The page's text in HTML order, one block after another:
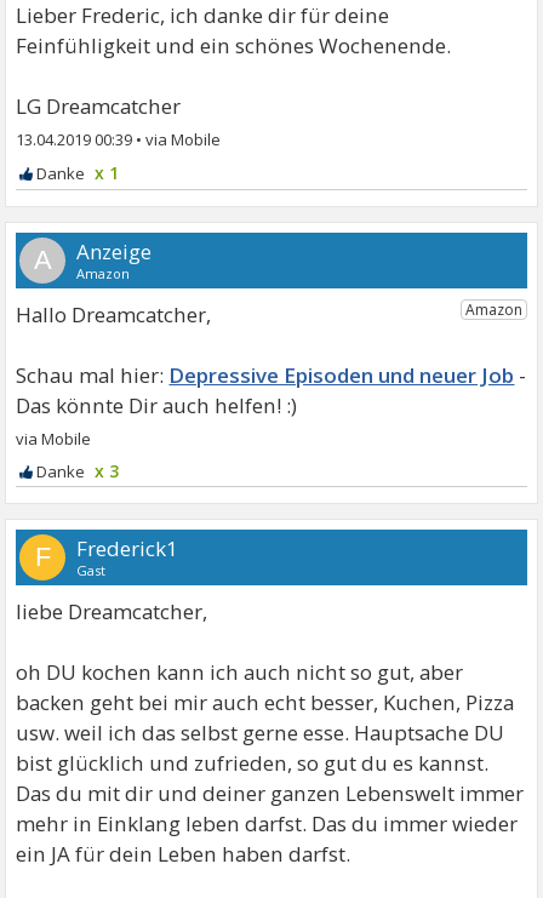
Lieber Frederic, ich danke dir für deine
Feinfühligkeit und ein schönes Wochenende.
LG Dreamcatcher
13.04.2019 00:39 •
x 1
A
Hallo Dreamcatcher,
Depressive Episoden und neuer Job
x 3
F Frederick1
Gast
liebe Dreamcatcher,
oh DU kochen kann ich auch nicht so gut, aber
backen geht bei mir auch echt besser, Kuchen, Pizza
usw. weil ich das selbst gerne esse. Hauptsache DU
bist glücklich und zufrieden, so gut du es kannst.
Das du mit dir und deiner ganzen Lebenswelt immer
mehr in Einklang leben darfst. Das du immer wieder
ein JA für dein Leben haben darfst.